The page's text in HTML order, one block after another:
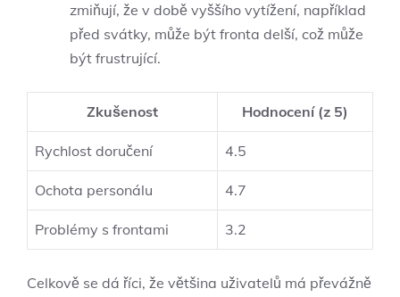
zmiňují, že v době vyššího vytížení, například
před svátky, může být fronta delší, což může
být frustrující.
Zkušenost Hodnocení (z 5)
Rychlost doručení 4.5
Ochota personálu 4.7
Problémy s frontami 3.2
Celkově se dá říci, že většina uživatelů má převážně